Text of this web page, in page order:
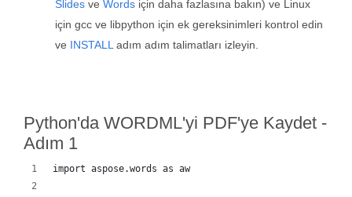
Slides ve Words için daha fazlasına bakın) ve Linux
için gcc ve libpython için ek gereksinimleri kontrol edin
ve INSTALL adım adım talimatları izleyin.
Python'da WORDML'yi PDF'ye Kaydet -
Adım 1
import aspose.words as aw